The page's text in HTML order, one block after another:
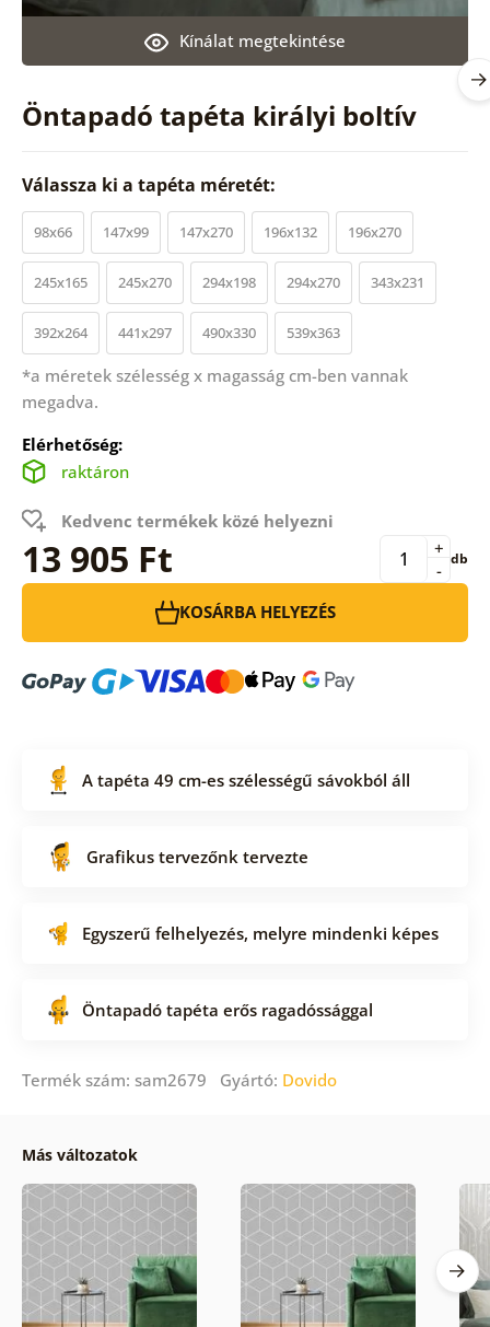
Öntapadó tapéta királyi boltív
Kínálat megtekintése
Válassza ki a tapéta méretét:
98x66 147x99 147x270 196x132 196x270
245x165 245x270 294x198 294x270 343x231
392x264 441x297 490x330 539x363
*a méretek szélesség x magasság cm-ben vannak
megadva.
Elérhetőség:
raktáron
Kedvenc termékek közé helyezni
13 905 Ft -
+ db
KOSÁRBA HELYEZÉS
A tapéta 49 cm-es szélességű sávokból áll
Grafikus tervezőnk tervezte
Egyszerű felhelyezés, melyre mindenki képes
Öntapadó tapéta erős ragadóssággal
Termék szám: sam2679 Gyártó: Dovido
Más változatok